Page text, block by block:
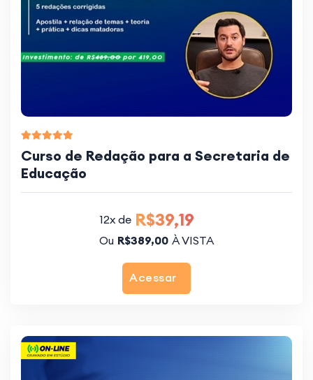
Curso de Redação para a Secretaria de
Educação
12x de R$39,19
Ou R$389,00 À VISTA
Acessar